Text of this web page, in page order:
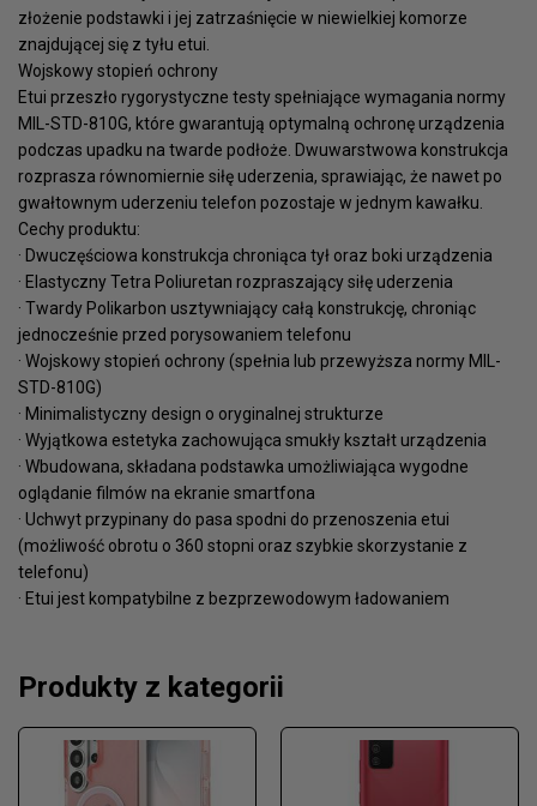
złożenie podstawki i jej zatrzaśnięcie w niewielkiej komorze
znajdującej się z tyłu etui.
Wojskowy stopień ochrony
Etui przeszło rygorystyczne testy spełniające wymagania normy
MIL-STD-810G, które gwarantują optymalną ochronę urządzenia
podczas upadku na twarde podłoże. Dwuwarstwowa konstrukcja
rozprasza równomiernie siłę uderzenia, sprawiając, że nawet po
gwałtownym uderzeniu telefon pozostaje w jednym kawałku.
Cechy produktu:
· Dwuczęściowa konstrukcja chroniąca tył oraz boki urządzenia
· Elastyczny Tetra Poliuretan rozpraszający siłę uderzenia
· Twardy Polikarbon usztywniający całą konstrukcję, chroniąc
jednocześnie przed porysowaniem telefonu
· Wojskowy stopień ochrony (spełnia lub przewyższa normy MIL-
STD-810G)
· Minimalistyczny design o oryginalnej strukturze
· Wyjątkowa estetyka zachowująca smukły kształt urządzenia
· Wbudowana, składana podstawka umożliwiająca wygodne
oglądanie filmów na ekranie smartfona
· Uchwyt przypinany do pasa spodni do przenoszenia etui
(możliwość obrotu o 360 stopni oraz szybkie skorzystanie z
telefonu)
· Etui jest kompatybilne z bezprzewodowym ładowaniem
Produkty z kategorii